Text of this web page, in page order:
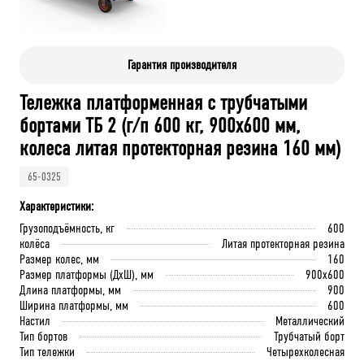
Гарантия производителя
Тележка платформенная с трубчатыми
бортами ТБ 2 (г/п 600 кг, 900x600 мм,
колеса литая протекторная резина 160 мм)
65-0325
Характеристики:
Грузоподъёмность, кг
600
колёса
Литая протекторная резина
Размер колес, мм
160
Размер платформы (ДхШ), мм
900x600
Длина платформы, мм
900
Ширина платформы, мм
600
Настил
Металлический
Тип бортов
Трубчатый борт
Тип тележки
Четырехколесная